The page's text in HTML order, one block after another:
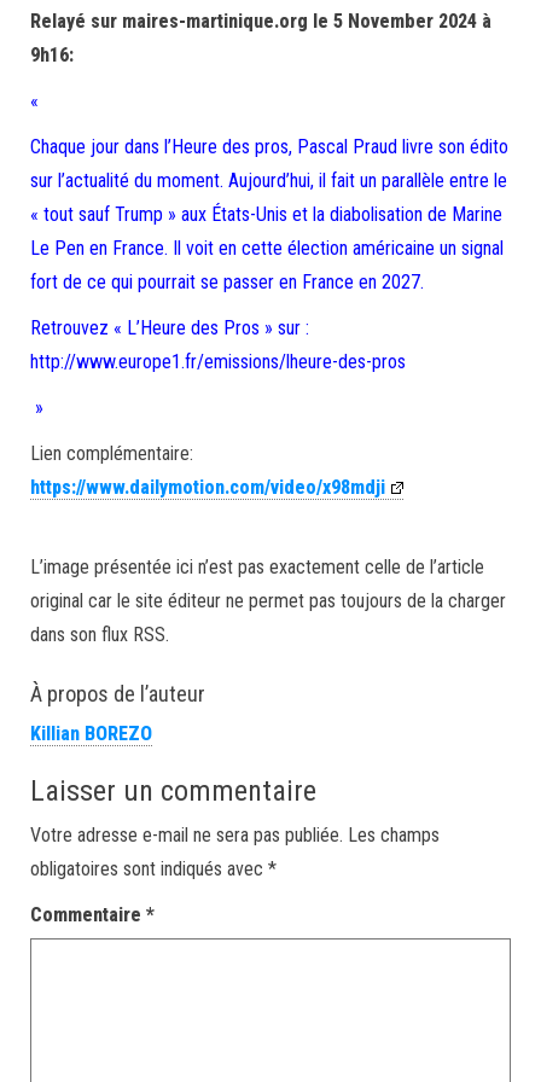
Relayé sur maires-martinique.org le 5 November 2024 à
9h16:
«
Chaque jour dans l’Heure des pros, Pascal Praud livre son édito
sur l’actualité du moment. Aujourd’hui, il fait un parallèle entre le
« tout sauf Trump » aux États-Unis et la diabolisation de Marine
Le Pen en France. Il voit en cette élection américaine un signal
fort de ce qui pourrait se passer en France en 2027.
Retrouvez « L’Heure des Pros » sur :
http://www.europe1.fr/emissions/lheure-des-pros
»
Lien complémentaire:
https://www.dailymotion.com/video/x98mdji
L’image présentée ici n’est pas exactement celle de l’article
original car le site éditeur ne permet pas toujours de la charger
dans son flux RSS.
À propos de l’auteur
Killian BOREZO
Laisser un commentaire
Votre adresse e-mail ne sera pas publiée. Les champs
obligatoires sont indiqués avec *
Commentaire *